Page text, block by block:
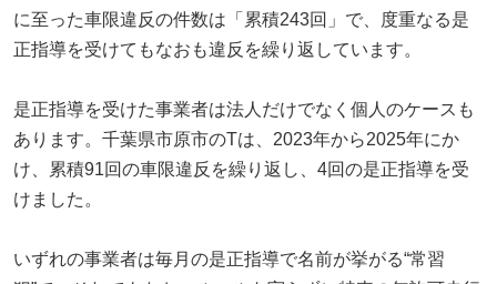
に至った車限違反の件数は「累積243回」で、度重なる是
正指導を受けてもなおも違反を繰り返しています。
是正指導を受けた事業者は法人だけでなく個人のケースも
あります。千葉県市原市のTは、2023年から2025年にか
け、累積91回の車限違反を繰り返し、4回の是正指導を受
けました。
いずれの事業者は毎月の是正指導で名前が挙がる“常習